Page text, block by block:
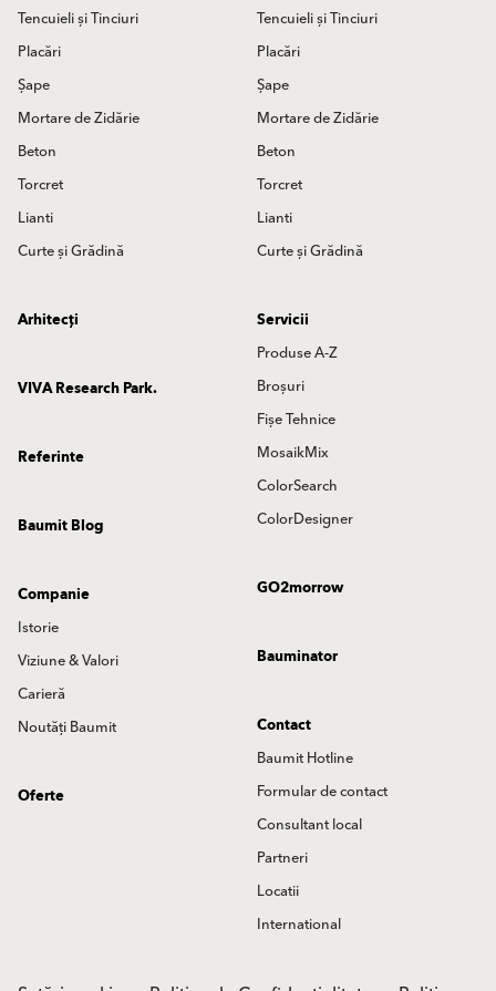
Tencuieli și Tinciuri
Placări
Șape
Mortare de Zidărie
Beton
Torcret
Lianti
Curte și Grădină
Tencuieli și Tinciuri
Placări
Șape
Mortare de Zidărie
Beton
Torcret
Lianti
Curte și Grădină
Arhitecți
Servicii
Produse A-Z
Broșuri
Fișe Tehnice
MosaikMix
ColorSearch
ColorDesigner
VIVA Research Park.
Referinte
Baumit Blog
GO2morrow
Companie
Istorie
Viziune & Valori
Carieră
Noutăți Baumit
Bauminator
Contact
Baumit Hotline
Formular de contact
Consultant local
Partneri
Locatii
International
Oferte